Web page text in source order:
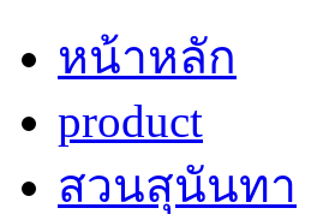
หน้าหลัก
product
สวนสุนันทา